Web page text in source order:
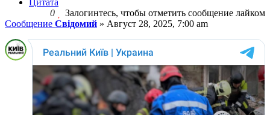
Цитата
0
Залогинтесь, чтобы отметить сообщение лайком
Сообщение Свідомий » Август 28, 2025, 7:00 am